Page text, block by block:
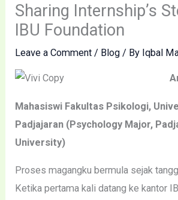
Sharing Internship’s
IBU Foundation
Leave a Comment / Blog / By Iqbal
Mahasiswi Fakultas Psikologi,
Padjajaran (Psychology Major,
University)
Proses magangku bermula sejak
Ketika pertama kali datang ke kantor